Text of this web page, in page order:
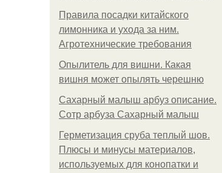
Правила посадки китайского
лимонника и ухода за ним.
Агротехнические требования
Опылитель для вишни. Какая
вишня может опылять черешню
Сахарный малыш арбуз описание.
Сотр арбуза Сахарный малыш
Герметизация сруба теплый шов.
Плюсы и минусы материалов,
используемых для конопатки и